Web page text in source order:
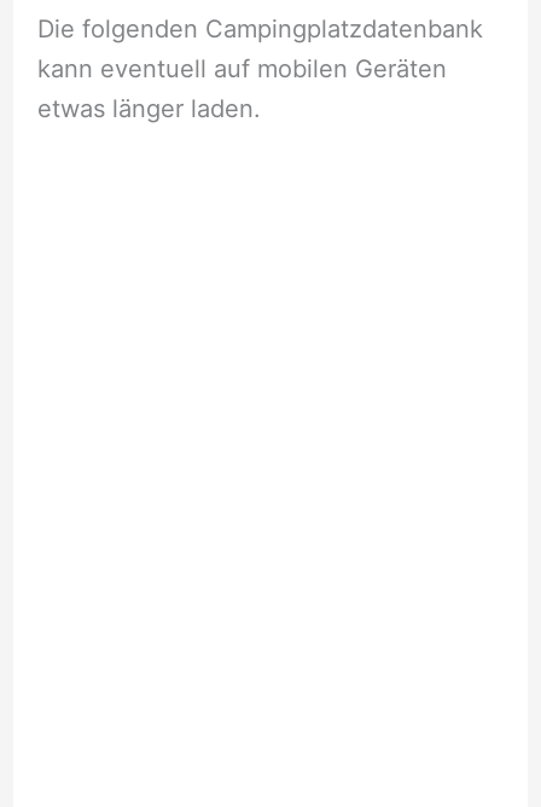
Die folgenden Campingplatzdatenbank
kann eventuell auf mobilen Geräten
etwas länger laden.